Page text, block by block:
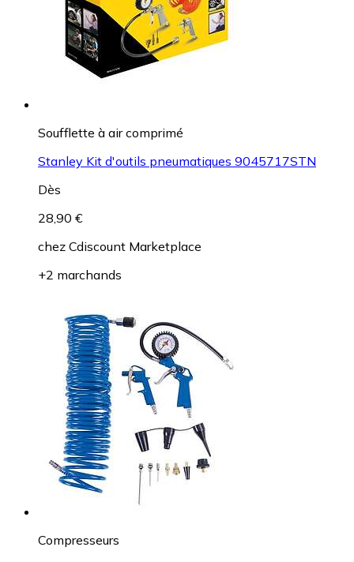
Soufflette à air comprimé
Stanley Kit d'outils pneumatiques 9045717STN
Dès
28,90 €
chez Cdiscount Marketplace
+2 marchands
Compresseurs